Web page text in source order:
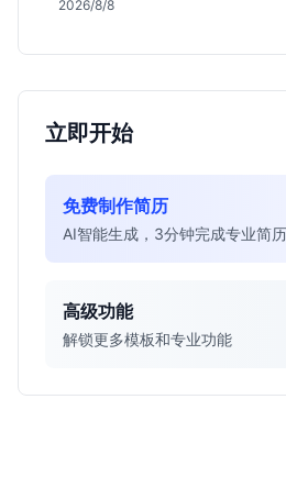
2026/8/8
立即开始
免费制作简历
AI智能生成，3分钟完成专业简历
高级功能
解锁更多模板和专业功能